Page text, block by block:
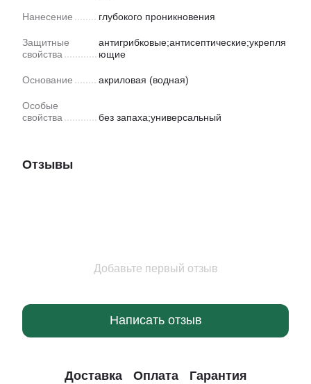
Нанесение глубокого проникновения
Защитные
свойства
антигрибковые;антисептические;укрепля
ющие
Основание акриловая (водная)
Особые
свойства
без запаха;универсальный
Отзывы
Добавьте первый отзыв
Написать отзыв
Доставка Оплата Гарантия